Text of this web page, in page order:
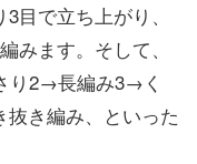
目で立ち上がり、
みます。そして、
2→長編み3→く
き編み、といった